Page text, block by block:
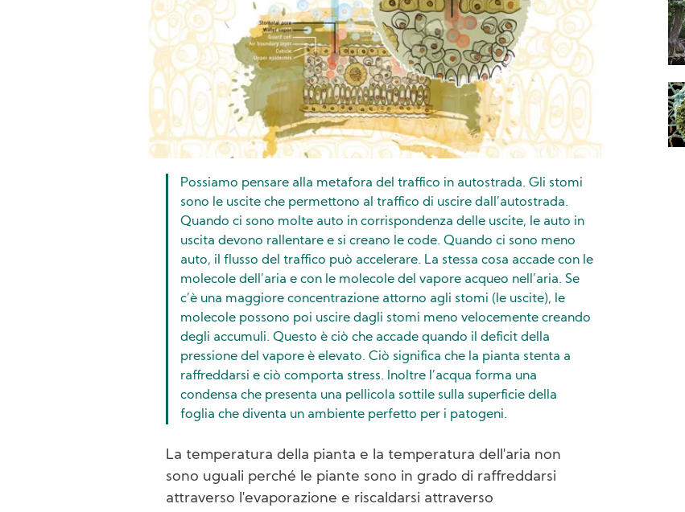
Possiamo pensare alla metafora del traffico in autostrada. Gli stomi
sono le uscite che permettono al traffico di uscire dall’autostrada.
Quando ci sono molte auto in corrispondenza delle uscite, le auto in
uscita devono rallentare e si creano le code. Quando ci sono meno
auto, il flusso del traffico può accelerare. La stessa cosa accade con le
molecole dell’aria e con le molecole del vapore acqueo nell’aria. Se
c’è una maggiore concentrazione attorno agli stomi (le uscite), le
molecole possono poi uscire dagli stomi meno velocemente creando
degli accumuli. Questo è ciò che accade quando il deficit della
pressione del vapore è elevato. Ciò significa che la pianta stenta a
raffreddarsi e ciò comporta stress. Inoltre l’acqua forma una
condensa che presenta una pellicola sottile sulla superficie della
foglia che diventa un ambiente perfetto per i patogeni.
La temperatura della pianta e la temperatura dell'aria non
sono uguali perché le piante sono in grado di raffreddarsi
attraverso l'evaporazione e riscaldarsi attraverso